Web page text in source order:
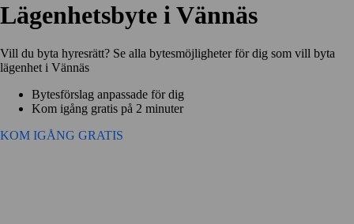
Lägenhetsbyte i Vännäs
Vill du byta hyresrätt? Se alla bytesmöjligheter för dig som vill byta
lägenhet i Vännäs
Bytesförslag anpassade för dig
Kom igång gratis på 2 minuter
KOM IGÅNG GRATIS